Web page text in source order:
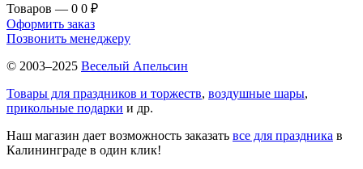
Товаров — 0 0 ₽
Оформить заказ
Позвонить менеджеру
© 2003–2025 Веселый Апельсин
Товары для праздников и торжеств, воздушные шары,
прикольные подарки и др.
Наш магазин дает возможность заказать все для праздника в
Калининграде в один клик!